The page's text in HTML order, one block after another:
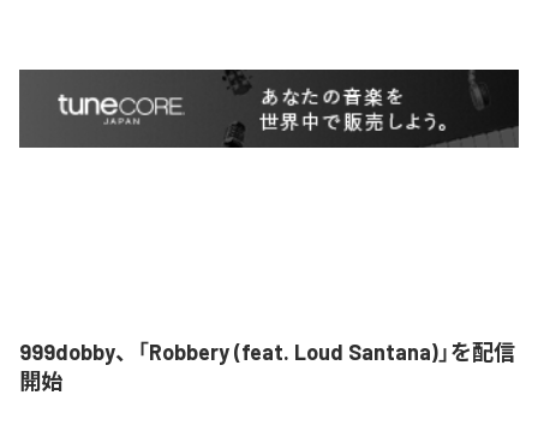
999dobby、「Robbery (feat. Loud Santana)」を配信
開始